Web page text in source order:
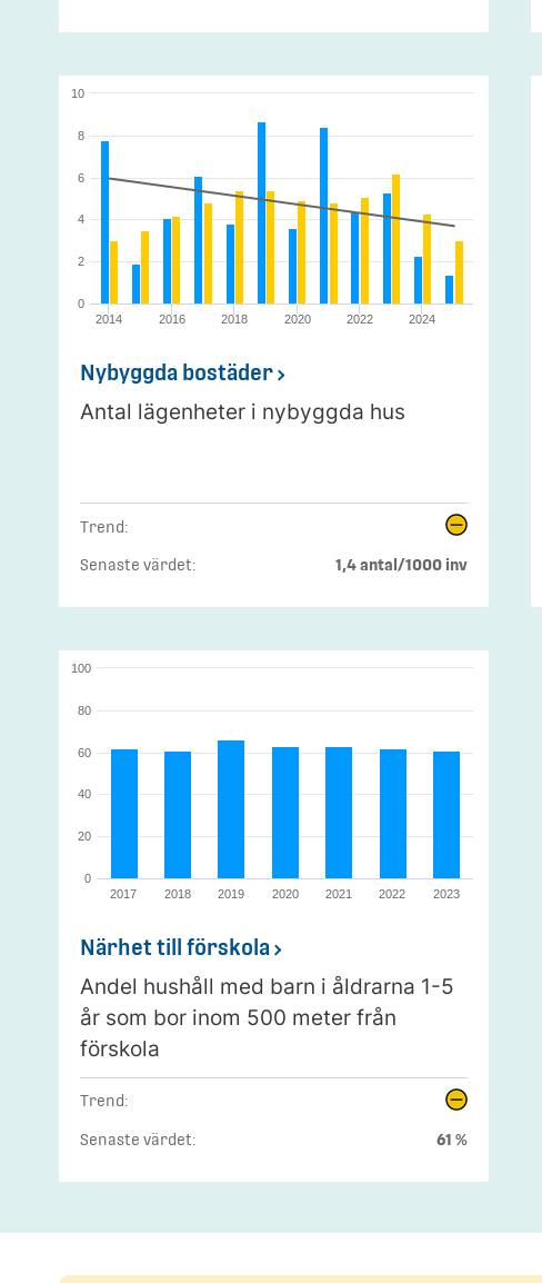
2014 2016 2018 2020 2022 2024
0
2
4
6
8
10
Nybyggda bostäder
Antal lägenheter i nybyggda hus
Trend:
Senaste värdet: 1,4 antal/1000 inv
2017 2018 2019 2020 2021 2022 2023
0
20
40
60
80
100
Närhet till förskola
Andel hushåll med barn i åldrarna 1-5
år som bor inom 500 meter från
förskola
Trend:
Senaste värdet: 61 %